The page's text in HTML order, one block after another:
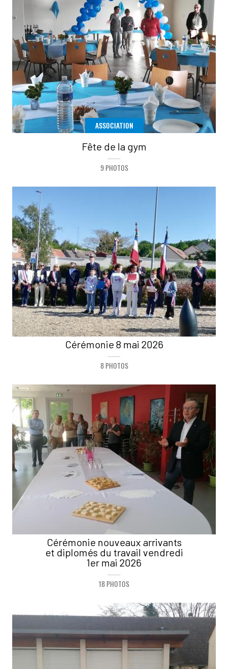
ASSOCIATION
Fête de la gym
9 PHOTOS
Cérémonie 8 mai 2026
8 PHOTOS
Cérémonie nouveaux arrivants
et diplomés du travail vendredi
1er mai 2026
18 PHOTOS